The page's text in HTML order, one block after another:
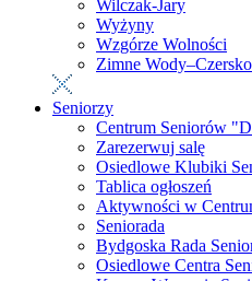
Wilczak-Jary
Wyżyny
Wzgórze Wolności
Zimne
Seniorzy
Centrum Seniorów
Zarezerwuj salę
Osiedlowe Klubiki
Tablica ogłoszeń
Aktywności w
Seniorada
Bydgoska Rada
Osiedlowe Centra